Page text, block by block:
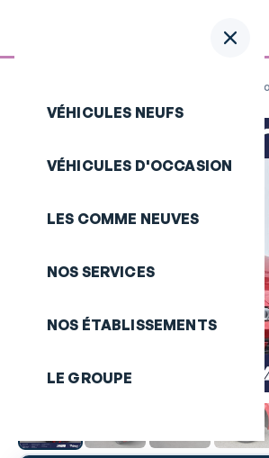
VÉHICULES NEUFS
VÉHICULES D'OCCASION
LES COMME NEUVES
NOS SERVICES
NOS ÉTABLISSEMENTS
LE GROUPE
VOLKSWAGEN Polo